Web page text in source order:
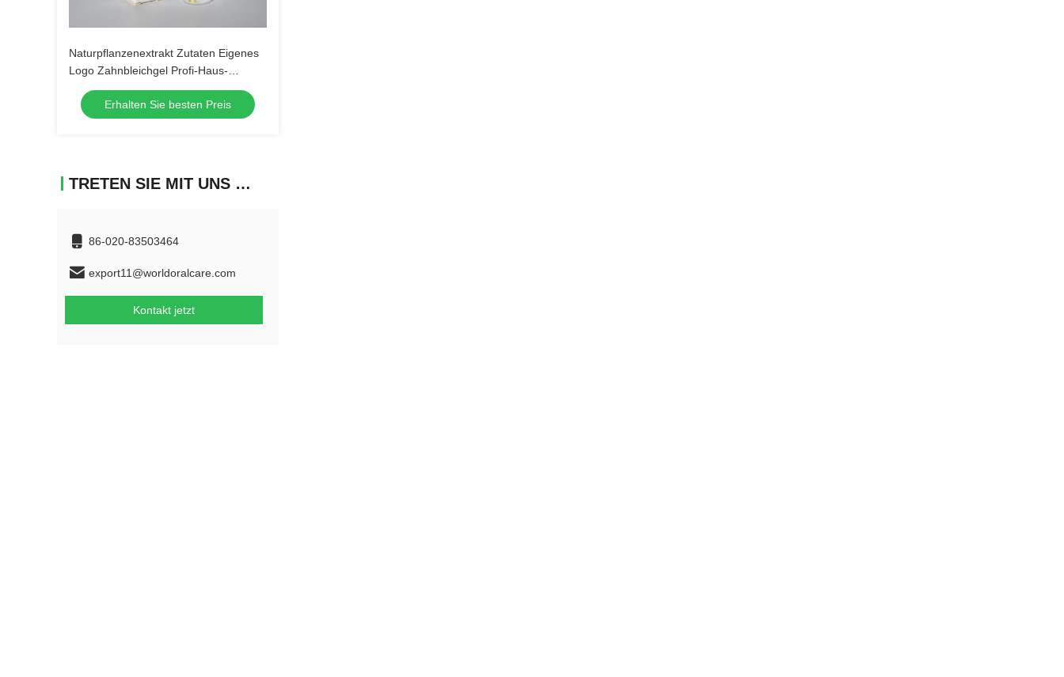
Naturpflanzenextrakt Zutaten Eigenes
Logo Zahnbleichgel Profi-Haus-
Zahnbleichgel 35% 45% Wasserstoff
Erhalten Sie besten Preis
TRETEN SIE MIT UNS IN VERBINDUNG
86-020-83503464
export11@worldoralcare.com
Kontakt jetzt